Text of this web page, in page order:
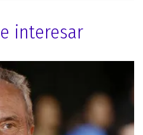
interesar